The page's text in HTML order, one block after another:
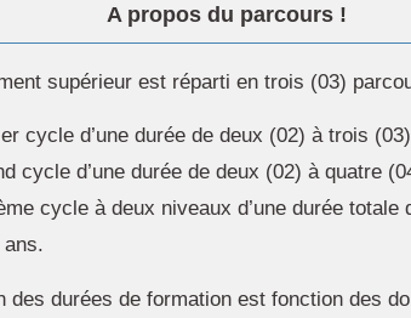
A propos du parcours !
supérieur est réparti en trois (03)
cycle d’une durée de deux (02) à trois
cycle d’une durée de deux (02) à quatre
cycle à deux niveaux d’une durée totale
des durées de formation est fonction des